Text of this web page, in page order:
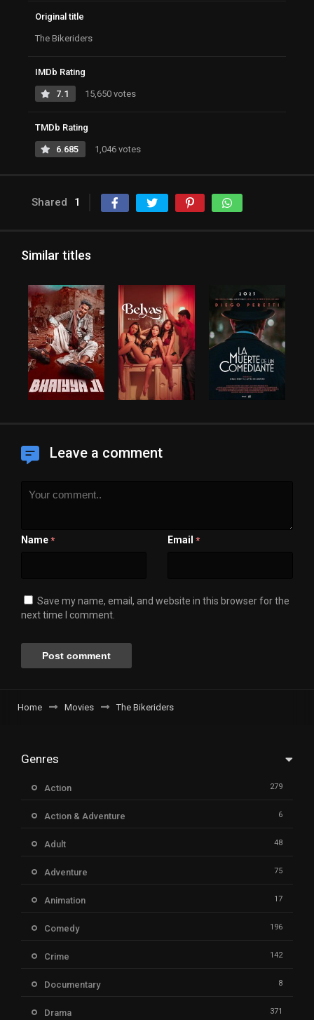
Original title
The Bikeriders
IMDb Rating
7.1 15,650 votes
TMDb Rating
6.685 1,046 votes
Shared 1
Similar titles
Leave a comment
Name * Email *
Save my name, email, and website in this browser for the
next time I comment.
Home Movies The Bikeriders
Genres
Action 279
Action & Adventure 6
Adult 48
Adventure 75
Animation 17
Comedy 196
Crime 142
Documentary 8
Drama 371